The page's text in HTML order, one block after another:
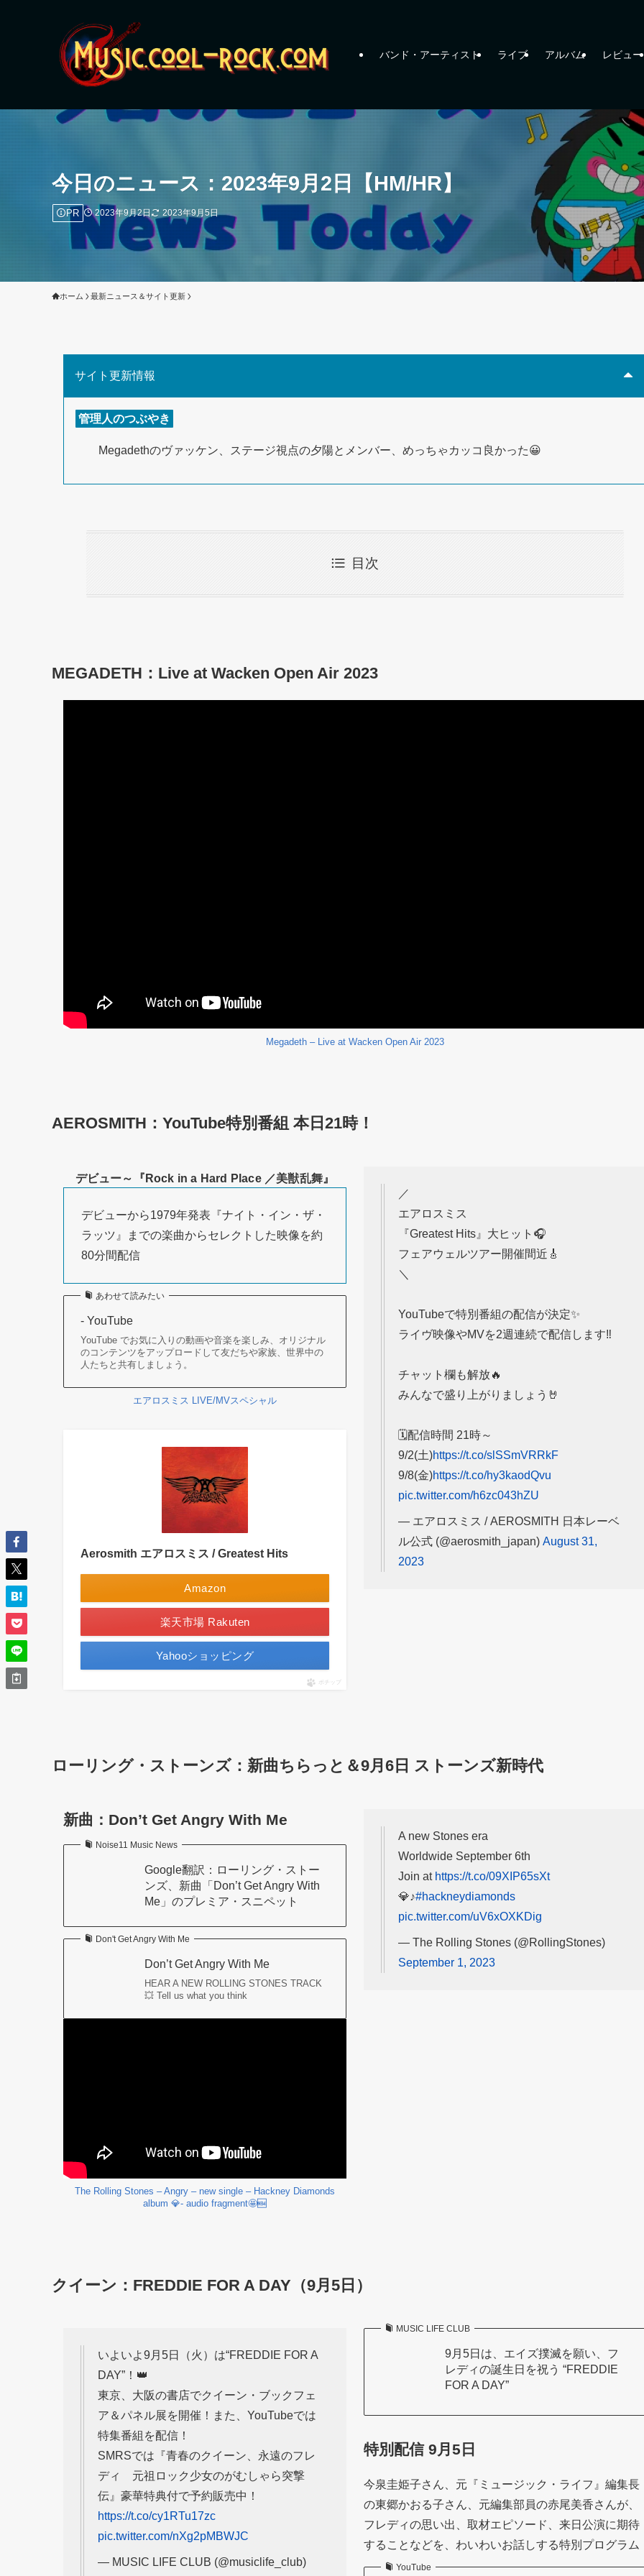
バンド・アーティスト ライブ アルバム レビュー
今日のニュース：2023年9月2日【HM/HR】
PR 2023年9月2日 2023年9月5日
ホーム 最新ニュース＆サイト更新
サイト更新情報
管理人のつぶやき
Megadethのヴァッケン、ステージ視点の夕陽とメンバー、めっちゃカッコ良かった😀
目次
MEGADETH：Live at Wacken Open Air 2023
Megadeth – Live at Wacken Open Air 2023
AEROSMITH：YouTube特別番組 本日21時！
デビュー～『Rock in a Hard Place ／美獣乱舞』
デビューから1979年発表『ナイト・イン・ザ・
ラッツ』までの楽曲からセレクトした映像を約
80分間配信
あわせて読みたい
- YouTube
YouTube でお気に入りの動画や音楽を楽しみ、オリジナル
のコンテンツをアップロードして友だちや家族、世界中の
人たちと共有しましょう。
エアロスミス LIVE/MVスペシャル
Aerosmith エアロスミス / Greatest Hits
Amazon
楽天市場 Rakuten
Yahooショッピング
ポチップ
／
エアロスミス
『Greatest Hits』大ヒット🎧
フェアウェルツアー開催間近🎸
＼
YouTubeで特別番組の配信が決定✨
ライヴ映像やMVを2週連続で配信します‼️
チャット欄も解放🔥
みんなで盛り上がりましょう🤘
🗓️配信時間 21時～
9/2(土)https://t.co/slSSmVRRkF
9/8(金)https://t.co/hy3kaodQvu
pic.twitter.com/h6zc043hZU
— エアロスミス / AEROSMITH 日本レーベ
ル公式 (@aerosmith_japan) August 31,
2023
ローリング・ストーンズ：新曲ちらっと＆9月6日 ストーンズ新時代
新曲：Don’t Get Angry With Me
Noise11 Music News
Google翻訳：ローリング・ストー
ンズ、新曲「Don’t Get Angry With
Me」のプレミア・スニペット
Don't Get Angry With Me
Don’t Get Angry With Me
HEAR A NEW ROLLING STONES TRACK
💥 Tell us what you think
The Rolling Stones – Angry – new single – Hackney Diamonds
album 💎- audio fragment🤩🆕
A new Stones era
Worldwide September 6th
Join at https://t.co/09XIP65sXt
💎♪#hackneydiamonds
pic.twitter.com/uV6xOXKDig
— The Rolling Stones (@RollingStones)
September 1, 2023
クイーン ：FREDDIE FOR A DAY（9月5日）
いよいよ9月5日（火）は“FREDDIE FOR A
DAY”！👑
東京、大阪の書店でクイーン・ブックフェ
ア＆パネル展を開催！また、YouTubeでは
特集番組を配信！
SMRSでは『青春のクイーン、永遠のフレ
ディ 元祖ロック少女のがむしゃら突撃
伝』豪華特典付で予約販売中！
https://t.co/cy1RTu17zc
pic.twitter.com/nXg2pMBWJC
— MUSIC LIFE CLUB (@musiclife_club)
MUSIC LIFE CLUB
9月5日は、エイズ撲滅を願い、フ
レディの誕生日を祝う “FREDDIE
FOR A DAY”
特別配信 9月5日
今泉圭姫子さん、元『ミュージック・ライフ』編集長
の東郷かおる子さん、元編集部員の赤尾美香さんが、
フレディの思い出、取材エピソード、来日公演に期待
することなどを、わいわいお話しする特別プログラム
YouTube